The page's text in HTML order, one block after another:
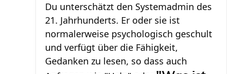
Du unterschätzt den Systemadmin des
21. Jahrhunderts. Er oder sie ist
normalerweise psychologisch geschult
und verfügt über die Fähigkeit,
Gedanken zu lesen, so dass auch